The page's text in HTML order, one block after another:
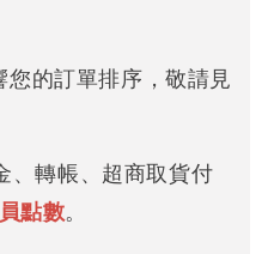
的訂單排序，敬請見
、轉帳、超商取貨付
點數。